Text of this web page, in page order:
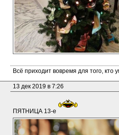
Всё приходит вовремя для того, кто
13 дек 2019 в 7:26
ПЯТНИЦА 13-е